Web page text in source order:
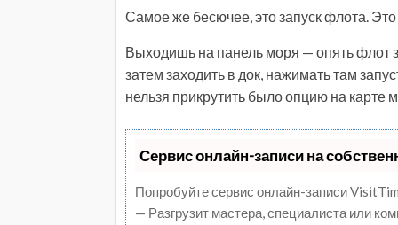
Самое же бесючее, это запуск флота.
Выходишь на панель моря — опять флот
затем заходить в док, нажимать там
нельзя прикрутить было опцию на карте
Сервис онлайн-записи на
Попробуйте сервис онлайн-записи
— Разгрузит мастера, специалиста или